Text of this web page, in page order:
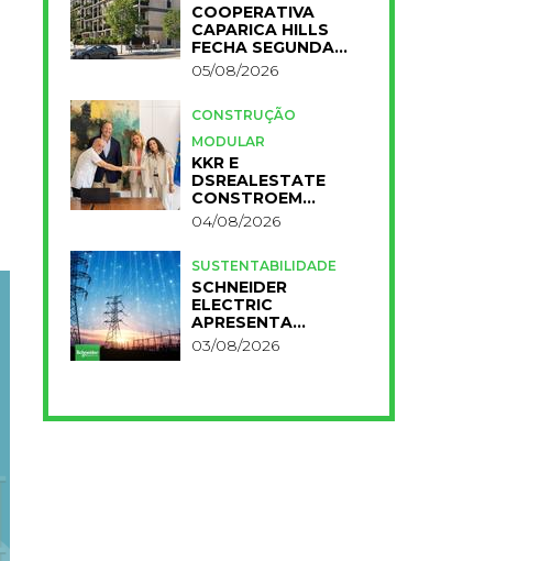
COOPERATIVA
CAPARICA HILLS
FECHA SEGUNDA
FASE DO PROJETO
05/08/2026
CONSTRUÇÃO
MODULAR
KKR E
DSREALESTATE
CONSTROEM
RESIDÊNCIA
UNIVERSITÁRIA
04/08/2026
SUSTENTABILIDADE
SCHNEIDER
ELECTRIC
APRESENTA
PRIMEIROS
RESULTADOS DO
03/08/2026